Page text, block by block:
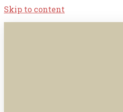
Skip to content